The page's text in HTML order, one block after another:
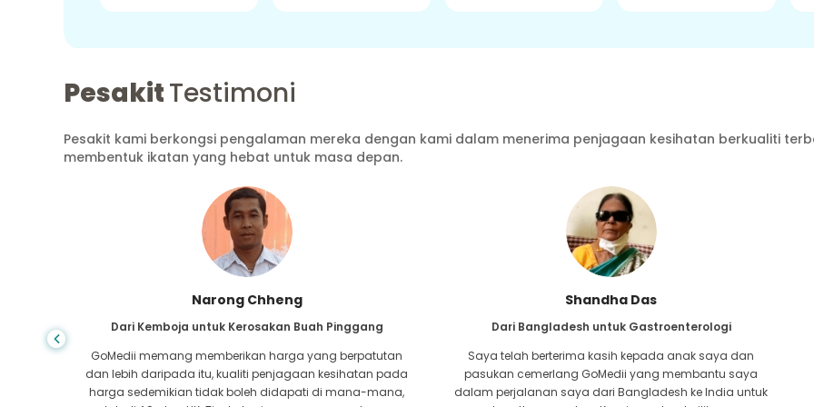
PesakitTestimoni
Pesakit kami berkongsi pengalaman mereka dengan kami dalam menerima penjagaan kesihatan berkualiti
membentuk ikatan yang hebat untuk masa depan.
Shandha Das
Dari Bangladesh untuk Gastroenterologi
Saya telah berterima kasih kepada anak saya dan
pasukan cemerlang GoMedii yang membantu saya
dalam perjalanan saya dari Bangladesh ke India untuk
Furkanul Islam
Dari Bangladesh untuk Pemindahan Buah Pinggang
Saya telah memberikan semua harapan bahawa saya
akan dapat menerima apa-apa jenis rawatan untuk
masalah buah pinggang saya. Ia hanya selepas saya